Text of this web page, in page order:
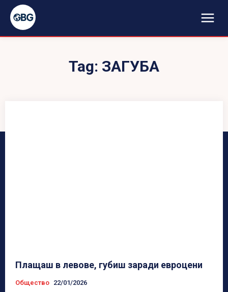
Tag: ЗАГУБА
Плащаш в левове, губиш заради евроцени
Общество 22/01/2026